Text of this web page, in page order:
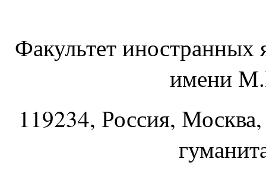
Факультет
имени
119234, Россия,